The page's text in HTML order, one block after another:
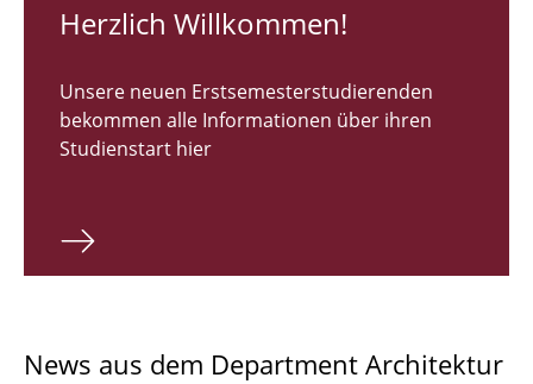
RUNDGANG 26
Bachelor Architektur
Master Architektur
Qualifikationsprofil
Herzlich Willkommen!
Unsere neuen Erstsemesterstudierenden
bekommen alle Informationen über ihren
Studienstart hier
News aus dem Department Architektur